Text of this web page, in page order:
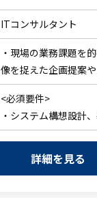
ITコンサルタント
・現場の業務課題を
像を捉えた企画提案
施策の立案/実施
・プロジェクト全体
構築/標準化推進
・Oracle PL/SQL,
るアプリケーション
定義、設計、実装、
<必須要件>
・システム構想設計
の経験
・Web系画面開発経験
詳細を見る